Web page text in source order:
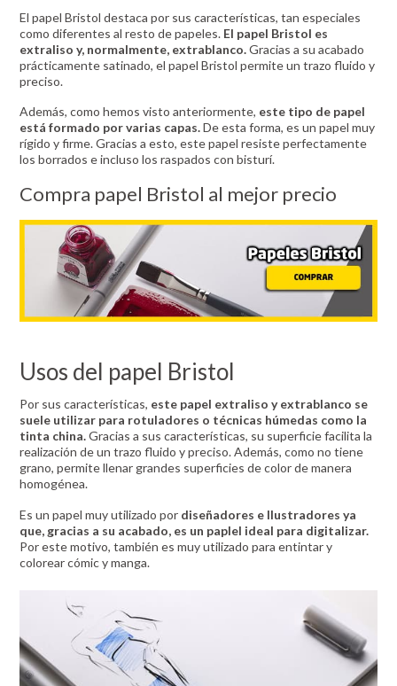
El papel Bristol destaca por sus características, tan especiales
como diferentes al resto de papeles. El papel Bristol es
extraliso y, normalmente, extrablanco.Gracias a su acabado
prácticamente satinado, el papel Bristol permite un trazo fluido y
preciso.
Además, como hemos visto anteriormente, este tipo de papel
está formado por varias capas.De esta forma, es un papel muy
rígido y firme. Gracias a esto, este papel resiste perfectamente
los borrados e incluso los raspados con bisturí.
Compra papel Bristol al mejor precio
Usos del papel Bristol
Por sus características, este papel extraliso y extrablanco se
suele utilizar para rotuladores o técnicas húmedas como la
tinta china.Gracias a sus características, su superficie facilita la
realización de un trazo fluido y preciso. Además, como no tiene
grano, permite llenar grandes superficies de color de manera
homogénea.
Es un papel muy utilizado por diseñadores e Ilustradores ya
que, gracias a su acabado, es un paplel ideal para digitalizar.
Por este motivo, también es muy utilizado para entintar y
colorear cómic y manga.